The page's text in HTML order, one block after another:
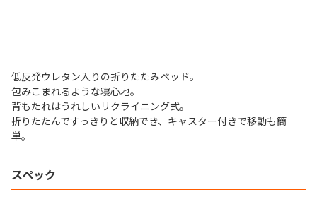
低反発ウレタン入りの折りたたみベッド。
包みこまれるような寝心地。
背もたれはうれしいリクライニング式。
折りたたんですっきりと収納でき、キャスター付きで移動も簡
単。
スペック